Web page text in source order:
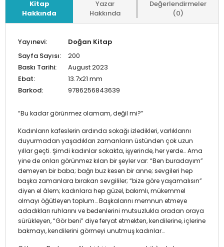
Kitap
Hakkında
Yazar
Hakkında
Değerlendirmeler
(0)
Yayınevi:
Doğan Kitap
Sayfa Sayısı:
200
Baskı Tarihi:
August 2023
Ebat:
13.7x21 mm
Barkod:
9786256843639
“Bu kadar görünmez olamam, değil mi?”
Kadınların kafeslerin ardında sokağı izledikleri, varlıklarını
duyurmadan yaşadıkları zamanların üstünden çok uzun
yıllar geçti. Şimdi kadınlar sokakta, işyerinde, her yerde… Ama
yine de onları görünmez kılan bir şeyler var: “Ben buradayım”
demeyen bir baba; bağrı buz kesen bir anne; sevgileri hep
başka zamanlara bırakan sevgililer; “bize göre yaşamalısın”
diyen el âlem; kadınlara hep güzel, bakımlı, mükemmel
olmayı öğütleyen toplum… Başkalarını memnun etmeye
adadıkları ruhlarını ve bedenlerini mutsuzlukla oradan oraya
sürükleyen, “Gör beni” diye feryat etmekten, kendilerine, içlerine
bakmayı, kendilerini görmeyi unutmuş kadınlar…